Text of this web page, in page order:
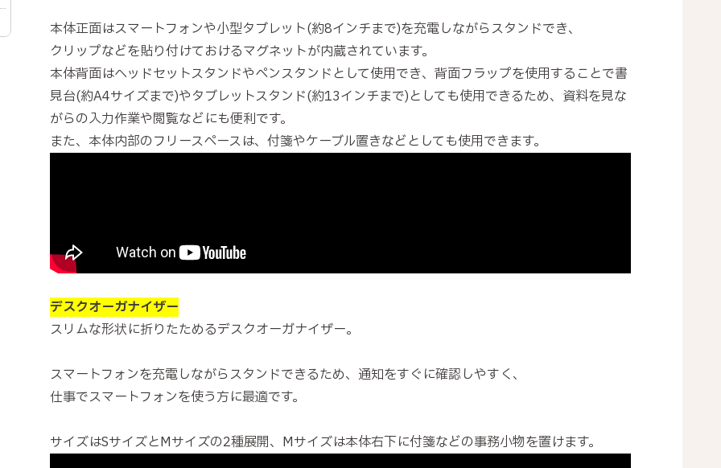
本体正面はスマートフォンや小型タブレット(約8インチまで)を充電しながらスタンドでき、
クリップなどを貼り付けておけるマグネットが内蔵されています。
本体背面はヘッドセットスタンドやペンスタンドとして使用でき、背面フラップを使用することで書
見台(約A4サイズまで)やタブレットスタンド(約13インチまで)としても使用できるため、資料を見な
がらの入力作業や閲覧などにも便利です。
また、本体内部のフリースペースは、付箋やケーブル置きなどとしても使用できます。
デスクオーガナイザー
スリムな形状に折りたためるデスクオーガナイザー。
スマートフォンを充電しながらスタンドできるため、通知をすぐに確認しやすく、
仕事でスマートフォンを使う方に最適です。
サイズはSサイズとMサイズの2種展開、Mサイズは本体右下に付箋などの事務小物を置けます。